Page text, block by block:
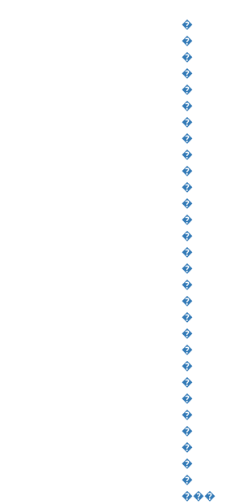
�
�
�
�
�
�
�
�
�
�
�
�
�
�
�
�
�
�
�
�
�
�
�
�
�
�
�
�
�
���